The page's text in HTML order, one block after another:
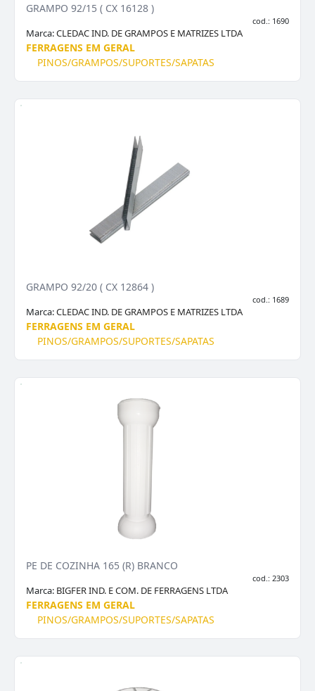
GRAMPO 92/15 ( CX 16128 )
cod.: 1690
Marca:CLEDAC IND. DE GRAMPOS E MATRIZES LTDA
FERRAGENS EM GERAL
PINOS/GRAMPOS/SUPORTES/SAPATAS
GRAMPO 92/20 ( CX 12864 )
cod.: 1689
Marca:CLEDAC IND. DE GRAMPOS E MATRIZES LTDA
FERRAGENS EM GERAL
PINOS/GRAMPOS/SUPORTES/SAPATAS
PE DE COZINHA 165 (R) BRANCO
cod.: 2303
Marca: BIGFER IND. E COM. DE FERRAGENS LTDA
FERRAGENS EM GERAL
PINOS/GRAMPOS/SUPORTES/SAPATAS